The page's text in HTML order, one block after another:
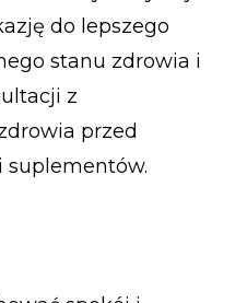
do lepszego
stanu zdrowia i
z
przed
suplementów.